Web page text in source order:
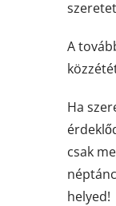
A
Ha
csak
helyed!